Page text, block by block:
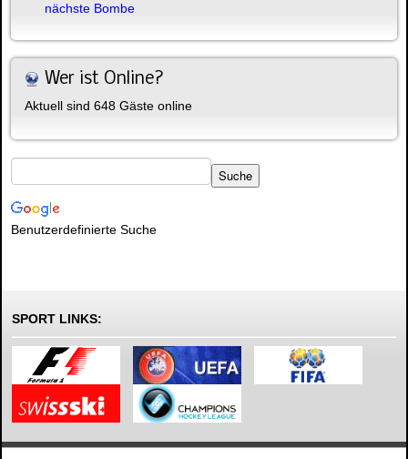
nächste Bombe
Wer ist Online?
Aktuell sind 648 Gäste online
Benutzerdefinierte Suche
SPORT LINKS: